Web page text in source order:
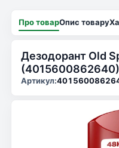
Про товарОпис товару
Дезодорант Old
(4015600862640)
Артикул: